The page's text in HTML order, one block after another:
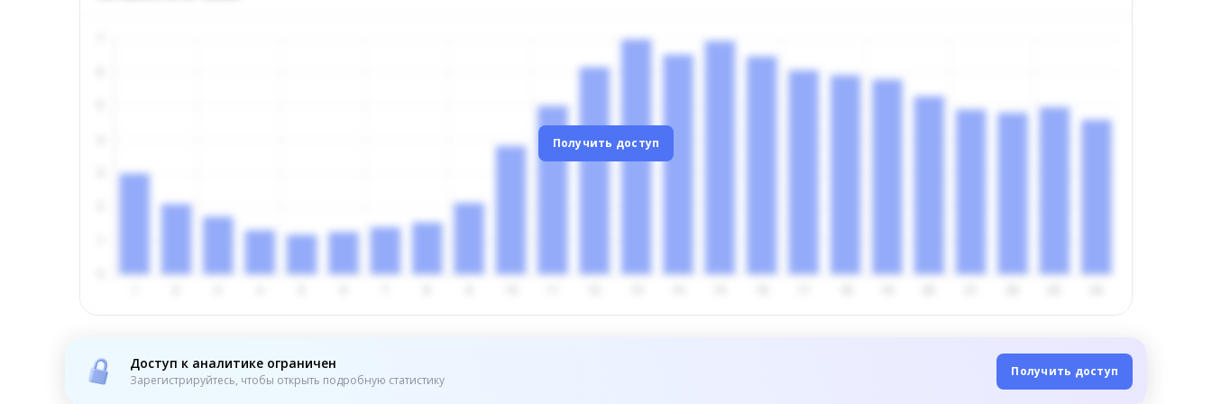
Получить доступ
Доступ к аналитике ограничен
Зарегистрируйтесь, чтобы открыть подробную статистику
Получить доступ